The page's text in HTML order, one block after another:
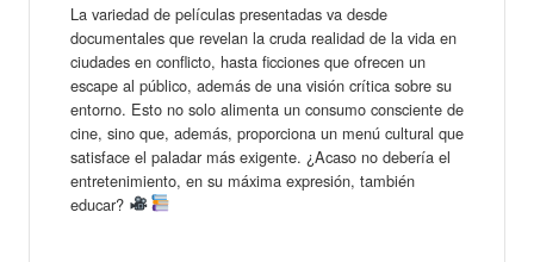
La variedad de películas presentadas va desde
documentales que revelan la cruda realidad de la vida en
ciudades en conflicto, hasta ficciones que ofrecen un
escape al público, además de una visión crítica sobre su
entorno. Esto no solo alimenta un consumo consciente de
cine, sino que, además, proporciona un menú cultural que
satisface el paladar más exigente. ¿Acaso no debería el
entretenimiento, en su máxima expresión, también
educar?